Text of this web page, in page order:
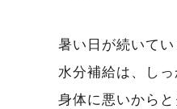
暑い日が続いてい
水分補給は、しっ
身体に悪いからと